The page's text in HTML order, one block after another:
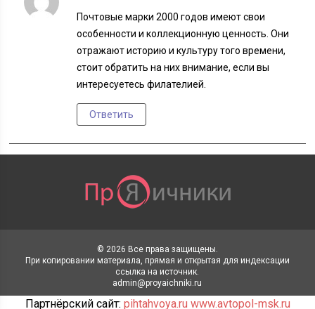
Почтовые марки 2000 годов имеют свои
особенности и коллекционную ценность. Они
отражают историю и культуру того времени,
стоит обратить на них внимание, если вы
интересуетесь филателией.
Ответить
© 2026 Все права защищены.
При копировании материала, прямая и открытая для индексации
ссылка на источник.
admin@proyaichniki.ru
Партнёрский сайт: pihtahvoya.ru www.avtopol-msk.ru